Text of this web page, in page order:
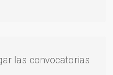
las convocatorias